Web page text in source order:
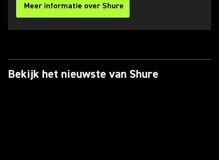
Meer informatie over Shure
Bekijk het nieuwste van Shure